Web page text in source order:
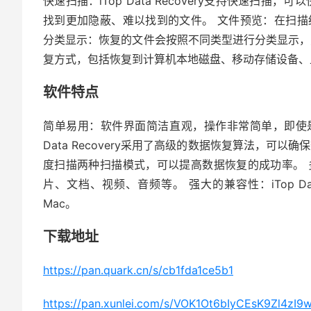
找到更加隐蔽、难以找到的文件。 文件预览：在扫
分类显示：恢复的文件会按照不同类型进行分类显示
复方式，包括恢复到计算机本地磁盘、移动存储设备
软件特点
简单易用：软件界面简洁直观，操作非常简单，即
Data Recovery采用了高级的数据恢复算法，可以确
度扫描两种扫描模式，可以提高数据恢复的成功率
片、文档、视频、音频等。 强大的兼容性：iTop
Mac。
下载地址
https://pan.quark.cn/s/cb1fda1ce5b1
https://pan.xunlei.com/s/